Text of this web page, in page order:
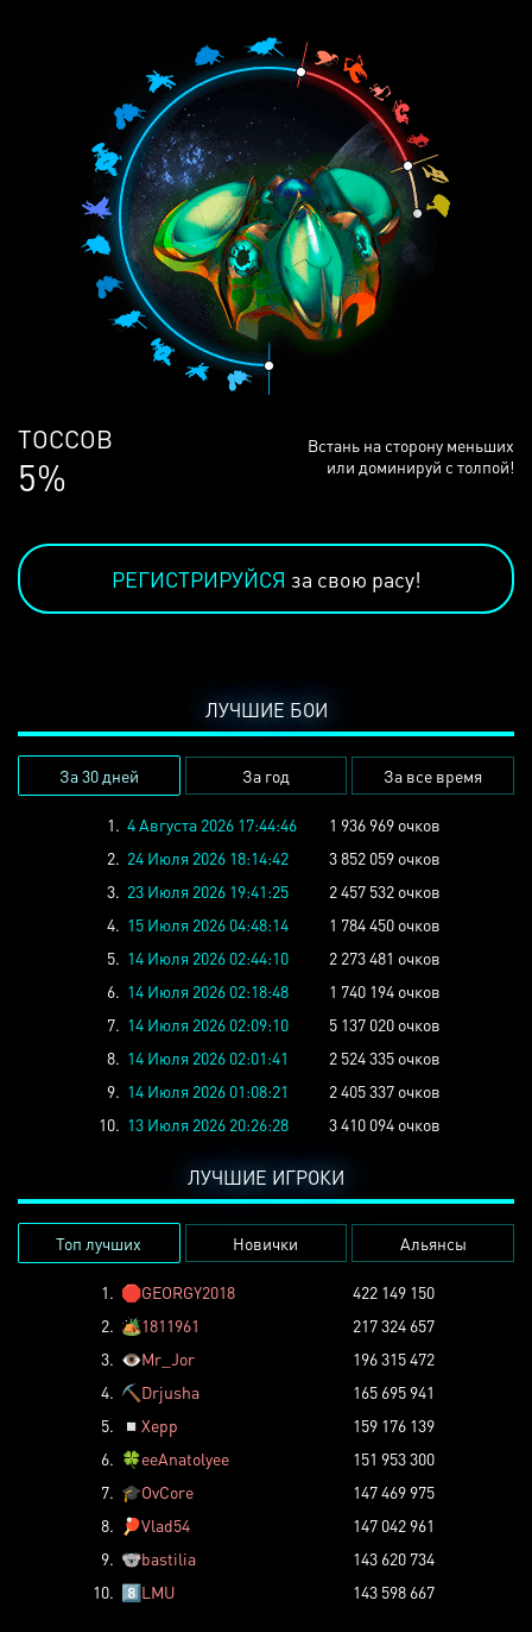
ЛЮДЕЙ
68%
Встань на сторону меньших
или доминируй с толпой!
РЕГИСТРИРУЙСЯ за свою расу!
ЛУЧШИЕ БОИ
За 30 дней За год За все время
1. 4 Августа 2026 17:44:46
1 936 969 очков
2. 24 Июля 2026 18:14:42
3 852 059 очков
3. 23 Июля 2026 19:41:25
2 457 532 очков
4. 15 Июля 2026 04:48:14
1 784 450 очков
5. 14 Июля 2026 02:44:10
2 273 481 очков
6. 14 Июля 2026 02:18:48
1 740 194 очков
7. 14 Июля 2026 02:09:10
5 137 020 очков
8. 14 Июля 2026 02:01:41
2 524 335 очков
9. 14 Июля 2026 01:08:21
2 405 337 очков
10. 13 Июля 2026 20:26:28 3 410 094 очков
ЛУЧШИЕ ИГРОКИ
Топ лучших Новички Альянсы
1. 🛑GEORGY2018
422 149 150
2. 🏕️1811961
217 324 657
3. 👁️Mr_Jor
196 315 472
4. ⛏️ Drjusha
165 695 941
5.
◽ Xepp
159 176 139
6. 🍀eeAnatolyee
151 953 300
7. 🎓OvCore
147 469 975
8.
🏓Vlad54
147 042 961
9. 🐨bastilia
143 620 734
10. 8️⃣LMU 143 598 667